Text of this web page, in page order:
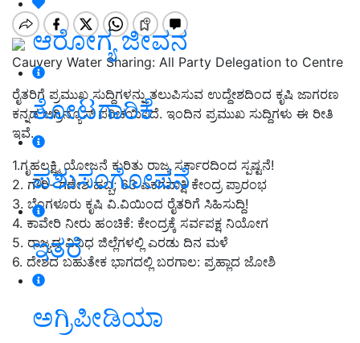
ಆರೋಗ್ಯ ಜೀವನ
ತೋಟಗಾರಿಕೆ
ಪಶುಸಂಗೋಪನೆ
ಇತರೆ
ಅಗ್ರಿಪೀಡಿಯಾ
Cauvery Water Sharing: All Party Delegation to Centre
ರೈತರಿಗೆ ಪ್ರಮುಖ ಸುದ್ದಿಗಳನ್ನು ತಲುಪಿಸುವ ಉದ್ದೇಶದಿಂದ ಕೃಷಿ ಜಾಗರಣ
ಕನ್ನಡ ಅಗ್ರಿನ್ಯೂಸ್‌ ಪರಿಚಯಿಸಿದೆ. ಇಂದಿನ ಪ್ರಮುಖ ಸುದ್ದಿಗಳು ಈ ರೀತಿ
ಇವೆ.
1.ಗೃಹಲಕ್ಷ್ಮಿ ಯೋಜನೆ ಕುರಿತು ರಾಜ್ಯ ಸರ್ಕಾರದಿಂದ ಸ್ಪಷ್ಟನೆ!
2. ಗೌರಿ- ಗಣೇಶ ಹಬ್ಬ; 63ಏಕಗವಾಕ್ಷಿ ಕೇಂದ್ರ ಪ್ರಾರಂಭ
3. ಬೆಂಗಳೂರು ಕೃಷಿ ವಿ.ವಿಯಿಂದ ರೈತರಿಗೆ ಸಿಹಿಸುದ್ದಿ!
4. ಕಾವೇರಿ ನೀರು ಹಂಚಿಕೆ: ಕೇಂದ್ರಕ್ಕೆ ಸರ್ವಪಕ್ಷ ನಿಯೋಗ
5. ರಾಜ್ಯದ ವಿವಿಧ ಜಿಲ್ಲೆಗಳಲ್ಲಿ ಎರಡು ದಿನ ಮಳೆ
6. ದೇಶದ ಬಹುತೇಕ ಭಾಗದಲ್ಲಿ ಬರಗಾಲ: ಪ್ರಹ್ಲಾದ ಜೋಶಿ